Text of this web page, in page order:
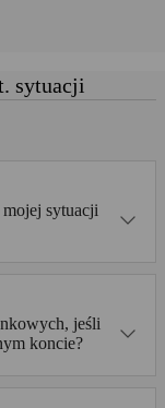
sytuacji
sytuacji
jeśli
koncie?